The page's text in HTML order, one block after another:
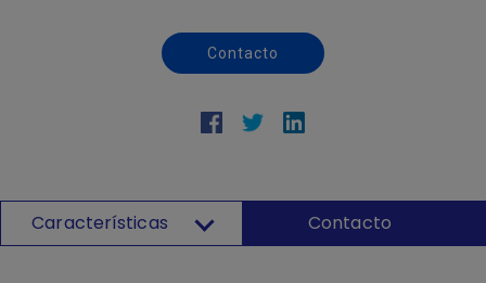
Contacto
Características Contacto